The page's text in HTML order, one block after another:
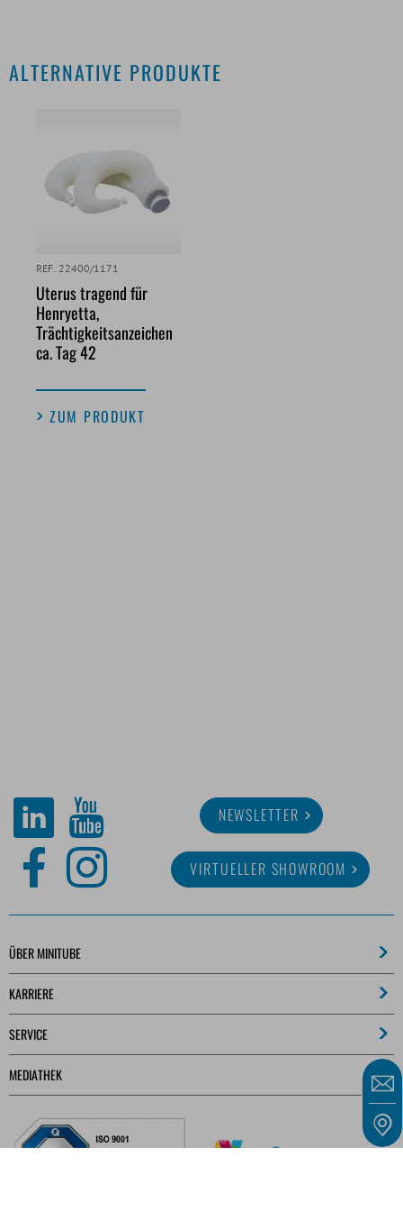
ALTERNATIVE PRODUKTE
REF. 22400/1171
Uterus tragend für
Henryetta,
Trächtigkeitsanzeichen
ca. Tag 42
ZUM PRODUKT
NEWSLETTER
VIRTUELLER SHOWROOM
ÜBER MINITUBE
KARRIERE
SERVICE
MEDIATHEK